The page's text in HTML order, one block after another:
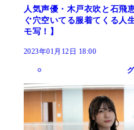
人気声優・木戸衣吹と石飛
ぐ穴空いてる服着てくる人
モ写！】
2023年01月12日 18:00